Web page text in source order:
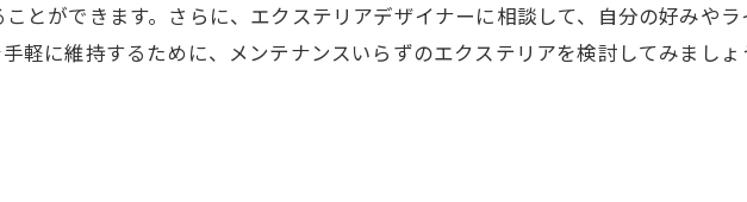
とができます。さらに、エクステリアデザイナーに相談して、自分の好みや
軽に維持するために、メンテナンスいらずのエクステリアを検討してみましょ